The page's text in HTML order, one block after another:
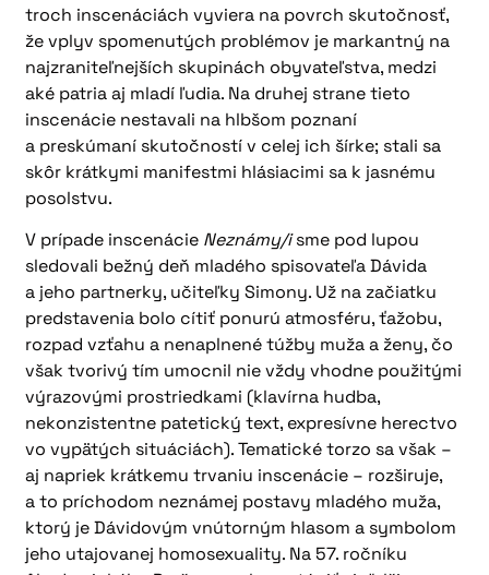
troch inscenáciách vyviera na povrch skutočnosť,
že vplyv spomenutých problémov je markantný na
najzraniteľnejších skupinách obyvateľstva, medzi
aké patria aj mladí ľudia. Na druhej strane tieto
inscenácie nestavali na hlbšom poznaní
a preskúmaní skutočností v celej ich šírke; stali sa
skôr krátkymi manifestmi hlásiacimi sa k jasnému
posolstvu.
V prípade inscenácie Neznámy/isme pod lupou
sledovali bežný deň mladého spisovateľa Dávida
a jeho partnerky, učiteľky Simony. Už na začiatku
predstavenia bolo cítiť ponurú atmosféru, ťažobu,
rozpad vzťahu a nenaplnené túžby muža a ženy, čo
však tvorivý tím umocnil nie vždy vhodne použitými
výrazovými prostriedkami (klavírna hudba,
nekonzistentne patetický text, expresívne herectvo
vo vypätých situáciách). Tematické torzo sa však –
aj napriek krátkemu trvaniu inscenácie – rozširuje,
a to príchodom neznámej postavy mladého muža,
ktorý je Dávidovým vnútorným hlasom a symbolom
jeho utajovanej homosexuality. Na 57. ročníku